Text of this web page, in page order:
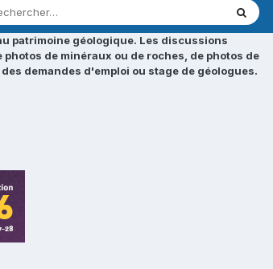
patrimoine géologique. Les discussions
de minéraux ou de roches, de photos de
demandes d'emploi ou stage de géologues.